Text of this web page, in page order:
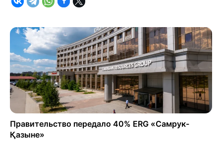
Правительство передало 40% ERG «Самрук-
Қазыне»